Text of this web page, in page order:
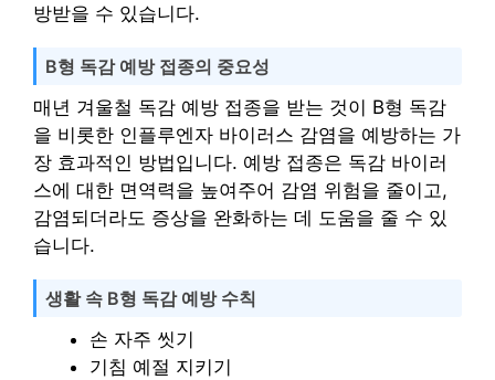
방받을 수 있습니다.
B형 독감 예방 접종의 중요성
매년 겨울철 독감 예방 접종을 받는 것이 B형 독감
을 비롯한 인플루엔자 바이러스 감염을 예방하는 가
장 효과적인 방법입니다. 예방 접종은 독감 바이러
스에 대한 면역력을 높여주어 감염 위험을 줄이고,
감염되더라도 증상을 완화하는 데 도움을 줄 수 있
습니다.
생활 속 B형 독감 예방 수칙
손 자주 씻기
기침 예절 지키기